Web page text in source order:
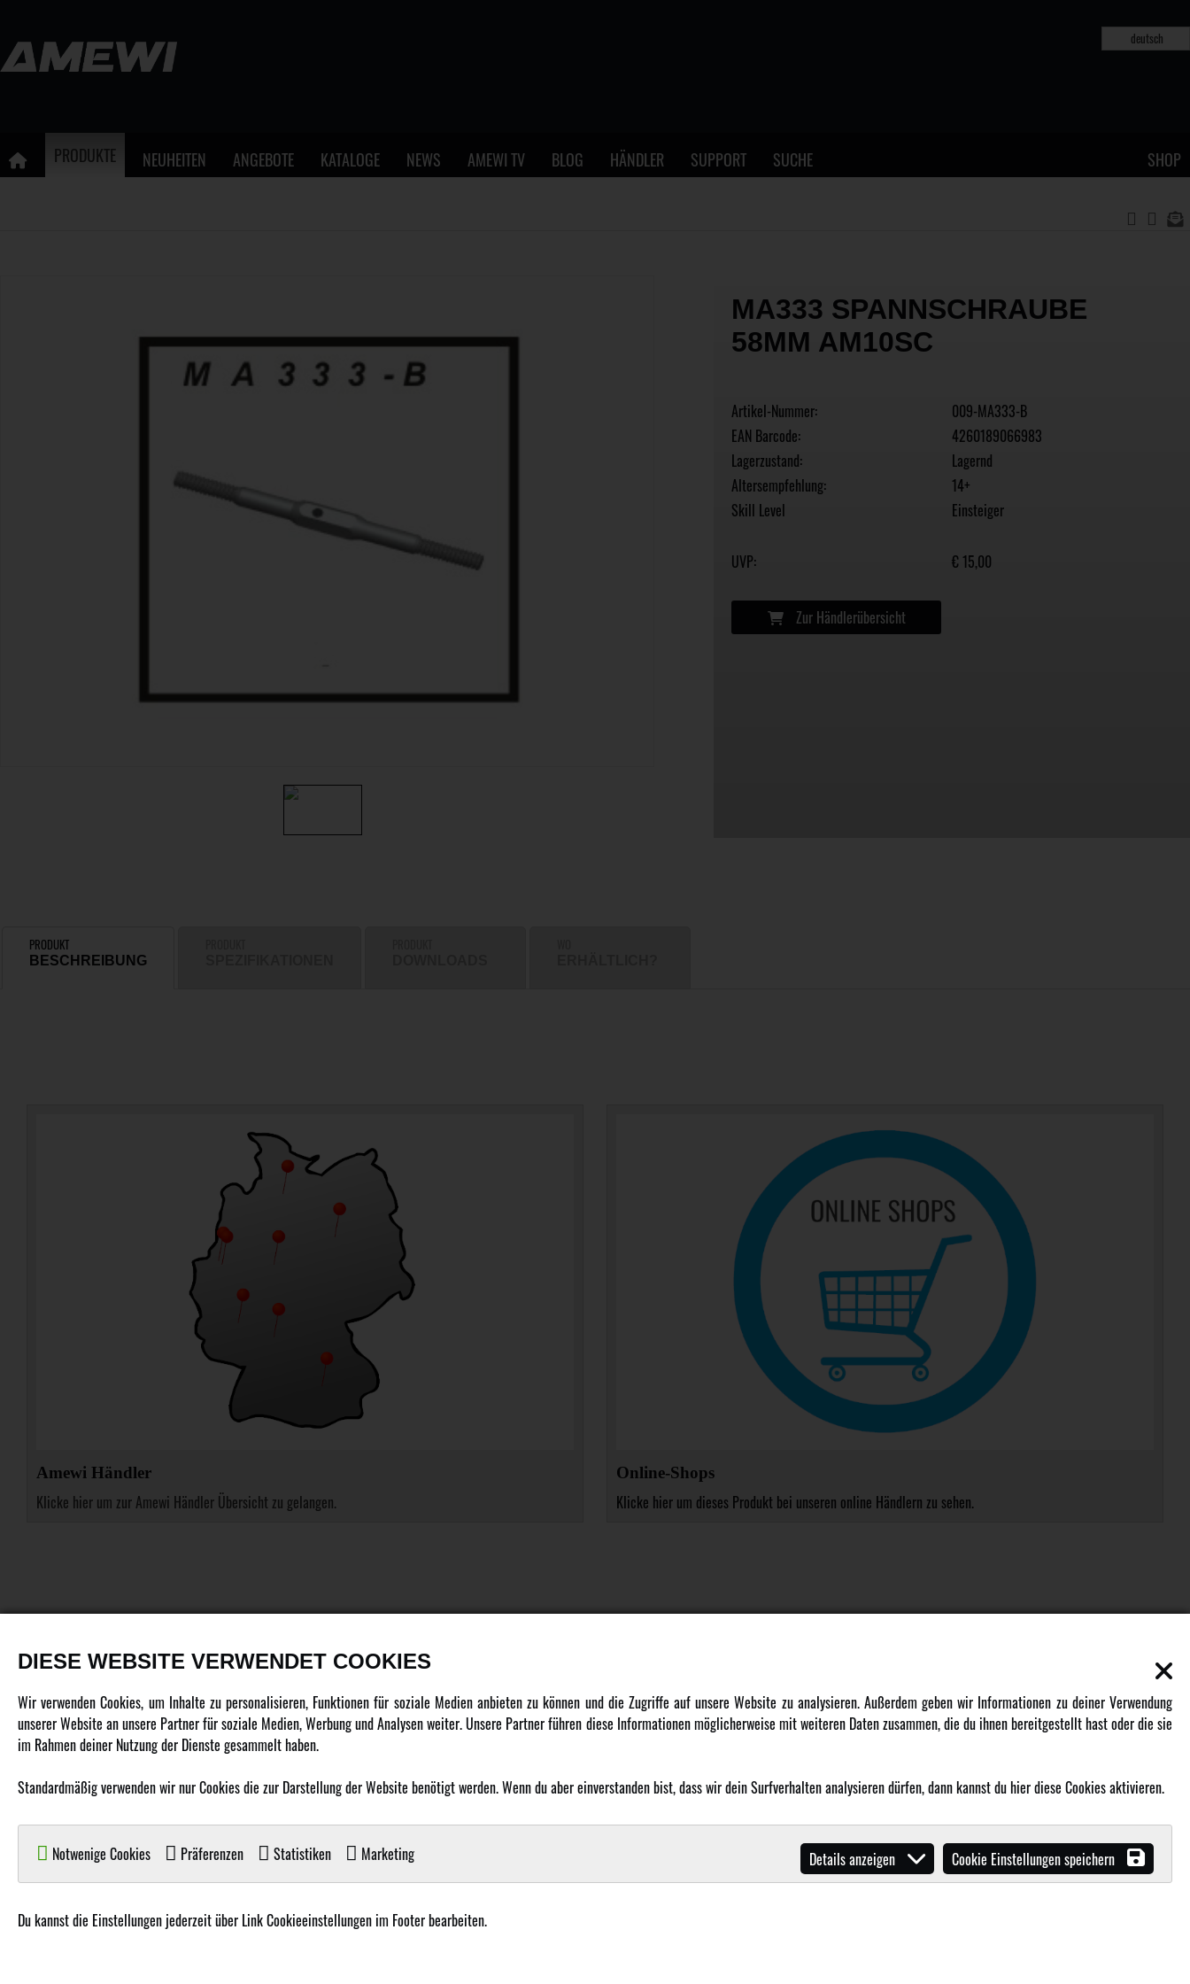
deutsch
PRODUKTE NEUHEITEN ANGEBOTE KATALOGE NEWS AMEWI TV BLOG HÄNDLER SUPPORT SUCHE SHOP
MA333 SPANNSCHRAUBE
58MM AM10SC
Artikel-Nummer:
009-MA333-B
EAN Barcode:
4260189066983
Lagerzustand:
Lagernd
Altersempfehlung:
14+
Skill Level
Einsteiger
UVP: € 15,00
Zur Händlerübersicht
PRODUKT
BESCHREIBUNG
Amewi Händler
Klicke hier um zur Amewi Händler Übersicht zu gelangen.
Online-Shops
Klicke hier um dieses Produkt bei unseren online Händlern zu sehen.
PRODUKTE
Fahrzeuge in allen Maßstäben
Multikopter in verschiedenen Ausführungen
Flugzeuge für alle Anforderungen
Boote in verschiedenen Größen
DATENSCHUTZ
LANGUAGE
INFORMATIONEN
Karriere
Amewi Kataloge
MEHR VON AMEWI
Malinos - Die kreative Seite von
Amewi
Werden Sie Amewi Händler
Amewi B2B-Shop
DIESE WEBSITE VERWENDET COOKIES
Wir verwenden Cookies, um Inhalte zu personalisieren, Funktionen für soziale Medien anbieten zu können und die Zugriffe auf unsere Website zu analysieren. Außerdem geben wir Informationen zu deiner Verwendung
unserer Website an unsere Partner für soziale Medien, Werbung und Analysen weiter. Unsere Partner führen diese Informationen möglicherweise mit weiteren Daten zusammen, die du ihnen bereitgestellt hast oder die sie
im Rahmen deiner Nutzung der Dienste gesammelt haben.
Standardmäßig verwenden wir nur Cookies die zur Darstellung der Website benötigt werden. Wenn du aber einverstanden bist, dass wir dein Surfverhalten analysieren dürfen, dann kannst du hier diese Cookies aktivieren.
Notwenige Cookies Präferenzen Statistiken Marketing Cookie Einstellungen speichern
Details anzeigen
Du kannst die Einstellungen jederzeit über Link Cookieeinstellungen im Footer bearbeiten.